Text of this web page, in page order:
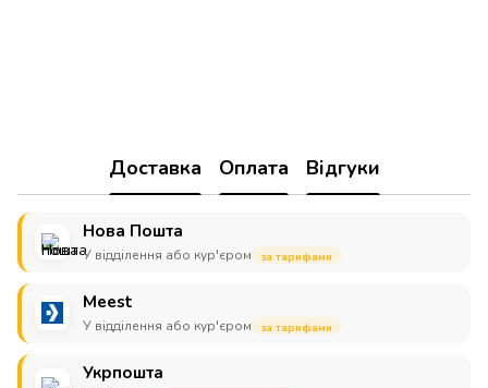
Доставка Оплата Відгуки
Нова Пошта
У відділення або кур'єром за тарифами
Meest
У відділення або кур'єром за тарифами
Укрпошта